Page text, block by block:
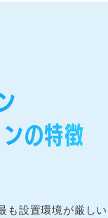
の特徴
も設置環境が厳し